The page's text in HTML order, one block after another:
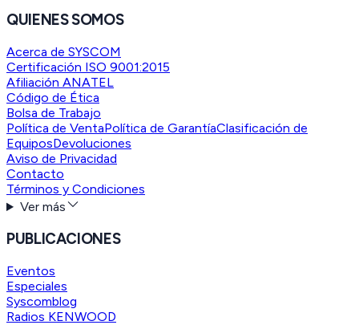
QUIENES SOMOS
Acerca de SYSCOM
Certificación ISO 9001:2015
Afiliación ANATEL
Código de Ética
Bolsa de Trabajo
Política de VentaPolítica de GarantíaClasificación de
EquiposDevoluciones
Aviso de Privacidad
Contacto
Términos y Condiciones
Ver más
PUBLICACIONES
Eventos
Especiales
Syscomblog
Radios KENWOOD